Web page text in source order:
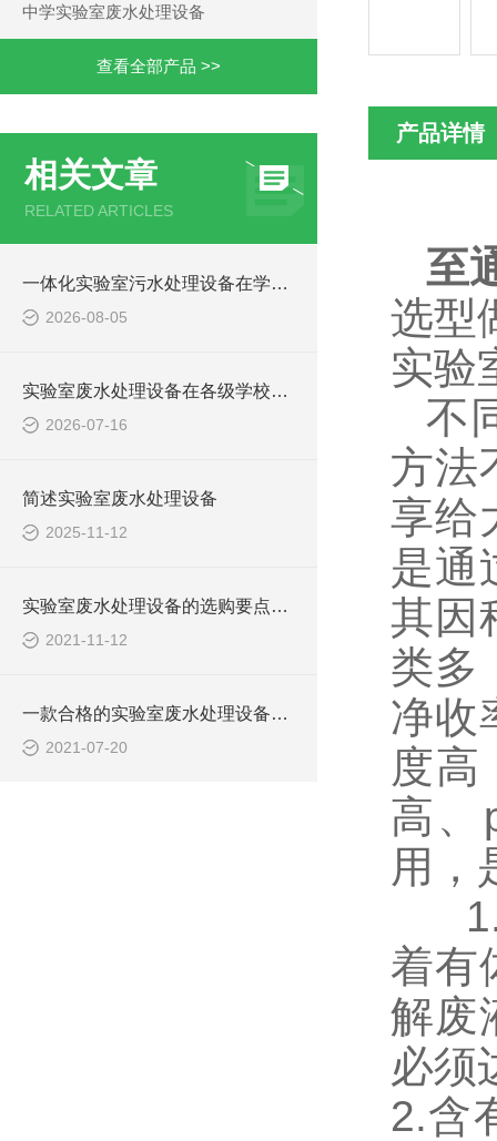
中学实验室废水处理设备
查看全部产品 >>
相关文章
RELATED ARTICLES
一体化实验室污水处理设备在学校化学实验室的应用
2026-08-05
实验室废水处理设备在各级学校的应用
2026-07-16
简述实验室废水处理设备
2025-11-12
实验室废水处理设备的选购要点，你知道多少？
2021-11-12
一款合格的实验室废水处理设备有哪些性能要求和组成结构？
2021-07-20
产品详情
至
选型
实验
不
方法
享给
是通
其因
类多
净收
度高
高、
用，
1.
着有
解废
必须
2.含